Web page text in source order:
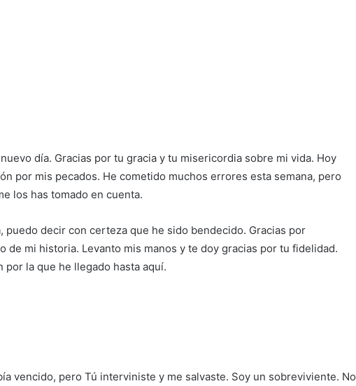
día. Gracias por tu gracia y tu misericordia sobre mi vida. Hoy
por mis pecados. He cometido muchos errores esta semana, pero
los has tomado en cuenta.
puedo decir con certeza que he sido bendecido. Gracias por
de mi historia. Levanto mis manos y te doy gracias por tu fidelidad.
por la que he llegado hasta aquí.
vencido, pero Tú interviniste y me salvaste. Soy un sobreviviente. No